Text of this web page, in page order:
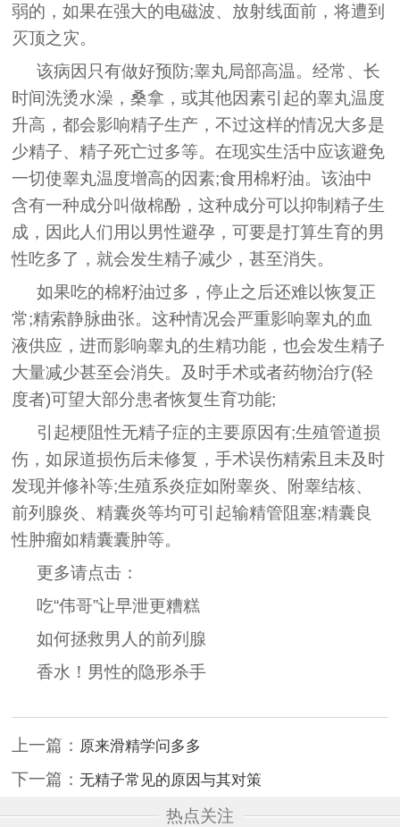
弱的，如果在强大的电磁波、放射线面前，将遭到
灭顶之灾。
该病因只有做好预防;睾丸局部高温。经常、长
时间洗烫水澡，桑拿，或其他因素引起的睾丸温度
升高，都会影响精子生产，不过这样的情况大多是
少精子、精子死亡过多等。在现实生活中应该避免
一切使睾丸温度增高的因素;食用棉籽油。该油中
含有一种成分叫做棉酚，这种成分可以抑制精子生
成，因此人们用以男性避孕，可要是打算生育的男
性吃多了，就会发生精子减少，甚至消失。
如果吃的棉籽油过多，停止之后还难以恢复正
常;精索静脉曲张。这种情况会严重影响睾丸的血
液供应，进而影响睾丸的生精功能，也会发生精子
大量减少甚至会消失。及时手术或者药物治疗(轻
度者)可望大部分患者恢复生育功能;
引起梗阻性无精子症的主要原因有;生殖管道损
伤，如尿道损伤后未修复，手术误伤精索且未及时
发现并修补等;生殖系炎症如附睾炎、附睾结核、
前列腺炎、精囊炎等均可引起输精管阻塞;精囊良
性肿瘤如精囊囊肿等。
更多请点击：
吃“伟哥”让早泄更糟糕
如何拯救男人的前列腺
香水！男性的隐形杀手
上一篇： 原来滑精学问多多
下一篇：无精子常见的原因与其对策
热点关注